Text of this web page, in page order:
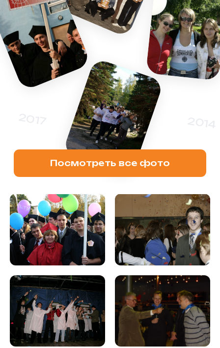
event@uni-dubna.ru
© 2024 Университет «Дубна»
Политика конфиденциальности
Разработчик
Условия
членства